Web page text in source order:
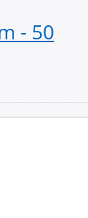
- 50